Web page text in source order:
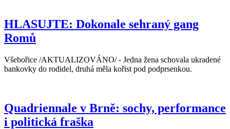
HLASUJTE: Dokonale sehraný gang
Romů
Všebořice /AKTUALIZOVÁNO/ - Jedna žena schovala ukradené
bankovky do rodidel, druhá měla kořist pod podprsenkou.
Quadriennale v Brně: sochy, performance
i politická fraška